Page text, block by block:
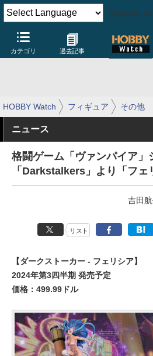
Powered by
カテゴリ 過去記事
HOBBY Watch フィギュア その他
ニュース
格闘ゲーム「ヴァンパイア」
「Darkstalkers」より「フェ
吉田
リスト
【ダークストーカー - フェリシア】
2024年第3四半期 発売予定
価格：499.99ドル